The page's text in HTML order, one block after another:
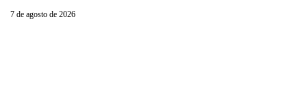
7 de agosto de 2026